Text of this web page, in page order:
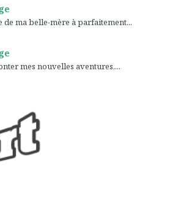
de ma belle-mère à parfaitement...
mes nouvelles aventures,...